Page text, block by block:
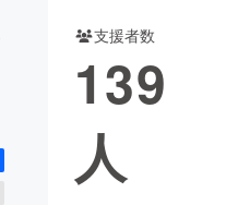
支援者数
139
人